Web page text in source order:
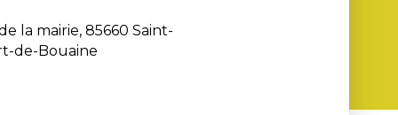
la mairie, 85660 Saint-
de-Bouaine